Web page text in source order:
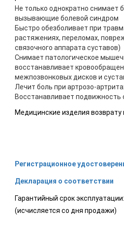
Не только однократно снимает
вызывающие болевой синдром
Быстро обезболивает при
растяжениях, переломах,
связочного аппарата суставов)
Снимает патологическое
восстанавливает
межпозвонковых дисков и
Лечит боль при артрозо-
Восстанавливает подвижность
Медицинские изделия возврату
Регистрационное
Декларация о соответствии
Гарантийный срок
(исчисляется со дня продажи)